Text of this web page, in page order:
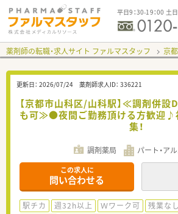
平日9：30-19：00 土
薬剤師の転職・求人サイト ファルマスタッフ 京
更新日： 2026/07/24 薬剤師求人ID： 336221
【京都市山科区/山科駅】≪調剤併
も可≫●夜間ご勤務頂ける方歓迎♪
集！
調剤薬局 パート・ア
この求人に
問い合わせる
駅チカ 週32h以上 Ｗワーク可
残業な